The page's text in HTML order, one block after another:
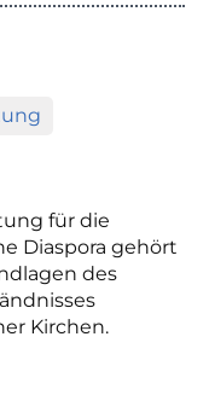
für die
Diaspora gehört
des
Kirchen.